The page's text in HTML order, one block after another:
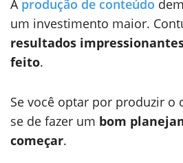
A produção de conteúdo
um investimento maior.
resultados
feito.
Se você optar por produzir o
se de fazer um bom
começar.